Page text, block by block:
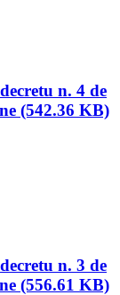
decretu n. 4 de
(542.36 KB)
decretu n. 3 de
(556.61 KB)